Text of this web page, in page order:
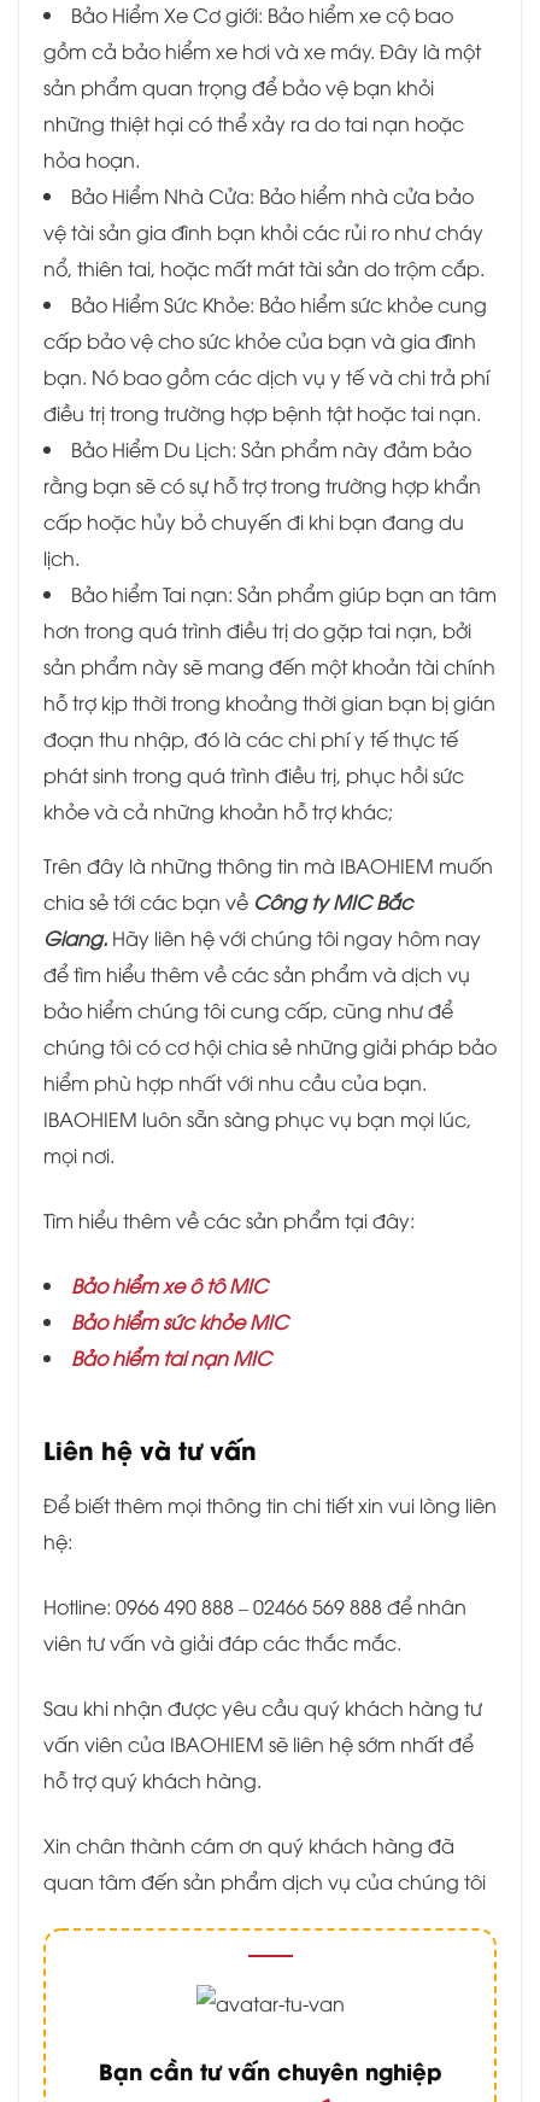
Bảo Hiểm Xe Cơ giới: Bảo hiểm xe cộ bao
gồm cả bảo hiểm xe hơi và xe máy. Đây là một
sản phẩm quan trọng để bảo vệ bạn khỏi
những thiệt hại có thể xảy ra do tai nạn hoặc
hỏa hoạn.
Bảo Hiểm Nhà Cửa: Bảo hiểm nhà cửa bảo
vệ tài sản gia đình bạn khỏi các rủi ro như cháy
nổ, thiên tai, hoặc mất mát tài sản do trộm cắp.
Bảo Hiểm Sức Khỏe: Bảo hiểm sức khỏe cung
cấp bảo vệ cho sức khỏe của bạn và gia đình
bạn. Nó bao gồm các dịch vụ y tế và chi trả phí
điều trị trong trường hợp bệnh tật hoặc tai nạn.
Bảo Hiểm Du Lịch: Sản phẩm này đảm bảo
rằng bạn sẽ có sự hỗ trợ trong trường hợp khẩn
cấp hoặc hủy bỏ chuyến đi khi bạn đang du
lịch.
Bảo hiểm Tai nạn: Sản phẩm giúp bạn an tâm
hơn trong quá trình điều trị do gặp tai nạn, bởi
sản phẩm này sẽ mang đến một khoản tài chính
hỗ trợ kịp thời trong khoảng thời gian bạn bị gián
đoạn thu nhập, đó là các chi phí y tế thực tế
phát sinh trong quá trình điều trị, phục hồi sức
khỏe và cả những khoản hỗ trợ khác;
Trên đây là những thông tin mà IBAOHIEM muốn
chia sẻ tới các bạn về Công ty MIC Bắc
Giang. Hãy liên hệ với chúng tôi ngay hôm nay
để tìm hiểu thêm về các sản phẩm và dịch vụ
bảo hiểm chúng tôi cung cấp, cũng như để
chúng tôi có cơ hội chia sẻ những giải pháp bảo
hiểm phù hợp nhất với nhu cầu của bạn.
IBAOHIEM luôn sẵn sàng phục vụ bạn mọi lúc,
mọi nơi.
Tìm hiểu thêm về các sản phẩm tại đây:
Bảo hiểm xe ô tô MIC
Bảo hiểm sức khỏe MIC
Bảo hiểm tai nạn MIC
Liên hệ và tư vấn
Để biết thêm mọi thông tin chi tiết xin vui lòng liên
hệ:
Hotline: 0966 490 888 – 02466 569 888 để nhân
viên tư vấn và giải đáp các thắc mắc.
Sau khi nhận được yêu cầu quý khách hàng tư
vấn viên của IBAOHIEM sẽ liên hệ sớm nhất để
hỗ trợ quý khách hàng.
Xin chân thành cám ơn quý khách hàng đã
quan tâm đến sản phẩm dịch vụ của chúng tôi
Bạn cần tư vấn chuyên nghiệp